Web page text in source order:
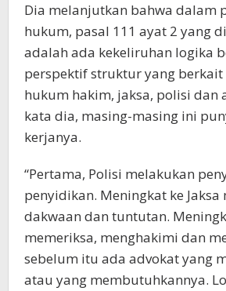
Dia melanjutkan bahwa dalam
hukum, pasal 111 ayat 2 yang
adalah ada kekeliruhan logika
perspektif struktur yang berkait
hukum hakim, jaksa, polisi dan
kata dia, masing-masing ini
kerjanya.
“Pertama, Polisi melakukan
penyidikan. Meningkat ke Jaksa
dakwaan dan tuntutan.
memeriksa, menghakimi dan
sebelum itu ada advokat yang
atau yang membutuhkannya.